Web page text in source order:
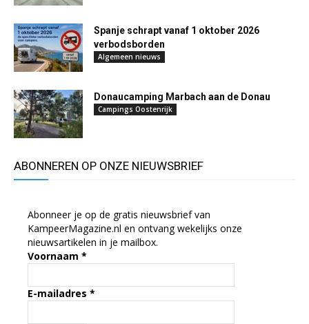
Spanje schrapt vanaf 1 oktober 2026
verbodsborden
Algemeen nieuws
Donaucamping Marbach aan de Donau
Campings Oostenrijk
ABONNEREN OP ONZE NIEUWSBRIEF
Abonneer je op de gratis nieuwsbrief van
KampeerMagazine.nl en ontvang wekelijks onze
nieuwsartikelen in je mailbox.
Voornaam *
E-mailadres *